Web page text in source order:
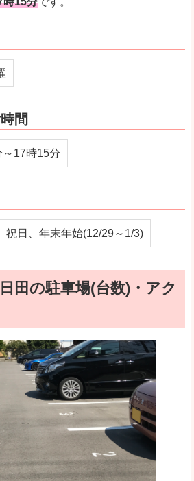
間
17時15分
祝日、年末年始(12/29～1/3)
田の駐車場(台数)・アク